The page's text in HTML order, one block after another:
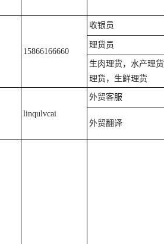
15866166660
收银员
理货员
生肉理货，水产理
理货，生鲜理货
linqulvcai
外贸客服
外贸翻译